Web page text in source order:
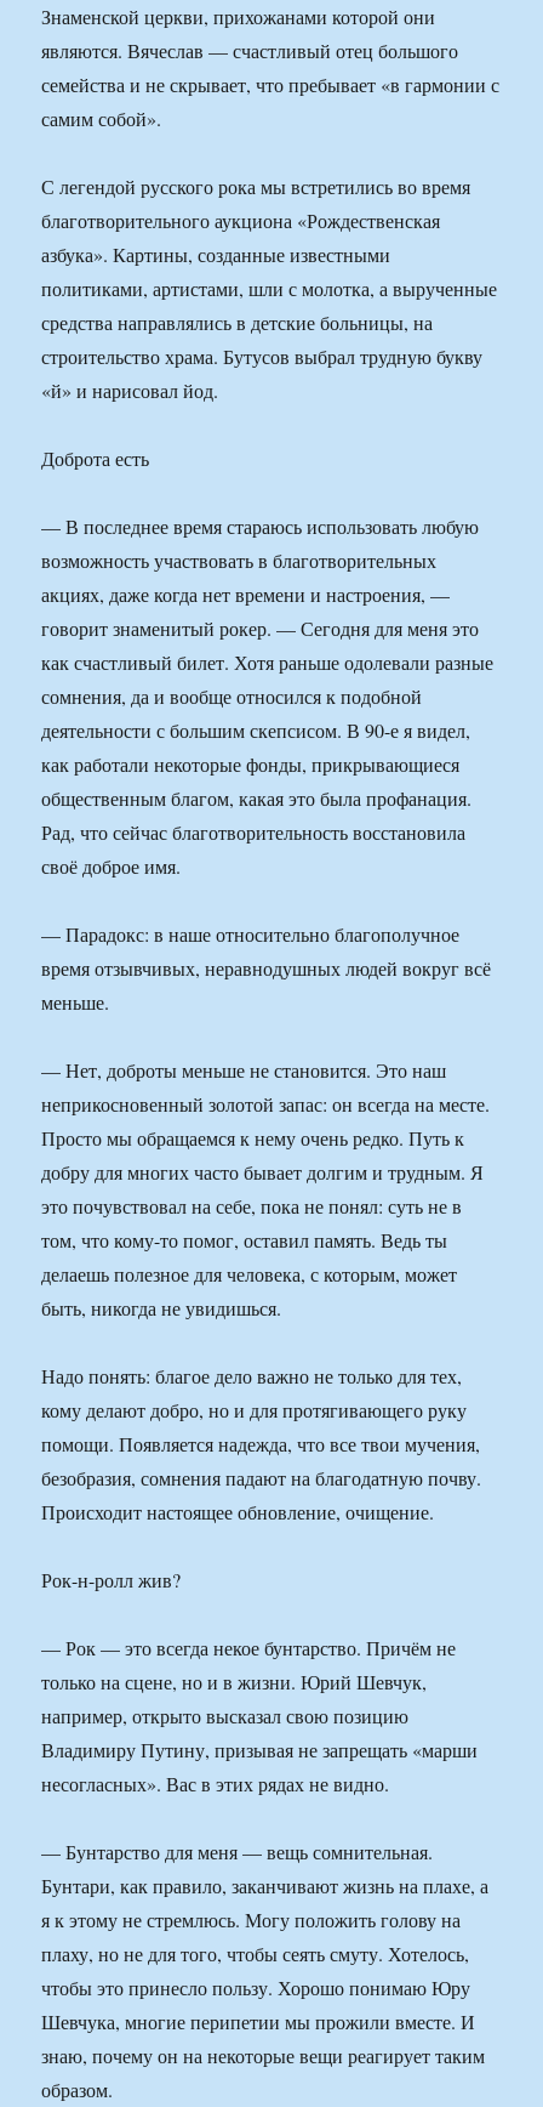
Знаменской церкви, прихожанами которой они
являются. Вячеслав — счастливый отец большого
семейства и не скрывает, что пребывает «в гармонии с
самим собой».
С легендой русского рока мы встретились во время
благотворительного аукциона «Рождественская
азбука». Картины, созданные известными
политиками, артистами, шли с молотка, а вырученные
средства направлялись в детские больницы, на
строительство храма. Бутусов выбрал трудную букву
«й» и нарисовал йод.
Доброта есть
— В последнее время стараюсь использовать любую
возможность участвовать в благотворительных
акциях, даже когда нет времени и настроения, —
говорит знаменитый рокер. — Сегодня для меня это
как счастливый билет. Хотя раньше одолевали разные
сомнения, да и вообще относился к подобной
деятельности с большим скепсисом. В 90-е я видел,
как работали некоторые фонды, прикрывающиеся
общественным благом, какая это была профанация.
Рад, что сейчас благотворительность восстановила
своё доброе имя.
— Парадокс: в наше относительно благополучное
время отзывчивых, неравнодушных людей вокруг всё
меньше.
— Нет, доброты меньше не становится. Это наш
неприкосновенный золотой запас: он всегда на месте.
Просто мы обращаемся к нему очень редко. Путь к
добру для многих часто бывает долгим и трудным. Я
это почувствовал на себе, пока не понял: суть не в
том, что кому-то помог, оставил память. Ведь ты
делаешь полезное для человека, с которым, может
быть, никогда не увидишься.
Надо понять: благое дело важно не только для тех,
кому делают добро, но и для протягивающего руку
помощи. Появляется надежда, что все твои мучения,
безобразия, сомнения падают на благодатную почву.
Происходит настоящее обновление, очищение.
Рок-н-ролл жив?
— Рок — это всегда некое бунтарство. Причём не
только на сцене, но и в жизни. Юрий Шевчук,
например, открыто высказал свою позицию
Владимиру Путину, призывая не запрещать «марши
несогласных». Вас в этих рядах не видно.
— Бунтарство для меня — вещь сомнительная.
Бунтари, как правило, заканчивают жизнь на плахе, а
я к этому не стремлюсь. Могу положить голову на
плаху, но не для того, чтобы сеять смуту. Хотелось,
чтобы это принесло пользу. Хорошо понимаю Юру
Шевчука, многие перипетии мы прожили вместе. И
знаю, почему он на некоторые вещи реагирует таким
образом.